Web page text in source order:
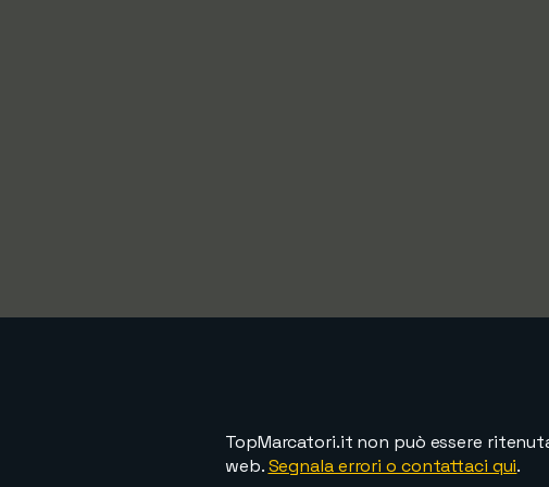
TopMarcatori.it non può essere
web.Segnala errori o contattaci qui.